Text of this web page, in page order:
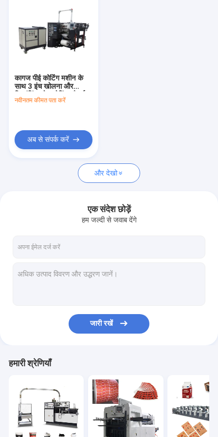
गुणवत्ता नियंत्रण
संपर्क करें
पेपर कप बनाने की मशीनें
पेपर कप डाई कटिंग मशीन
पेपर लंच बॉक्स मशीन
पेपर कप पैकिंग मशीन
कागज पीई कोटिंग मशीन के
साथ 3 इंच खोलना और
रिवाइंडिंग कोर कोटिंग चौड़ाई
1000 मिमी
नवीनतम कीमत पता करें
अब से संपर्क करें
और देखो
एक संदेश छोड़ें
हम जल्दी से जवाब देंगे
जारी रखें
हमारी श्रेणियाँ